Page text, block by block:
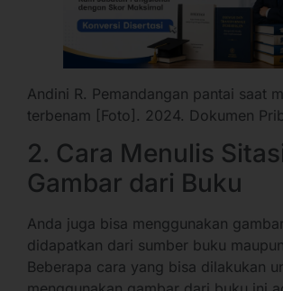
Andini R. Pemandangan pantai saat
terbenam [Foto]. 2024. Dokumen
2. Cara Menulis
Gambar dari Buku
Anda juga bisa menggunakan
didapatkan dari sumber buku
Beberapa cara yang bisa dilakukan